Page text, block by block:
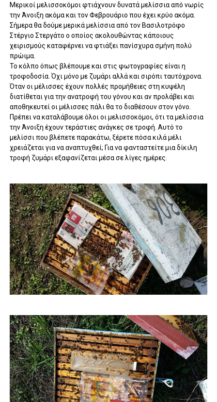
Μερικοί μελισσοκόμοι φτιάχνουν δυνατά μελίσσια από νωρίς
την Άνοιξη ακόμα και τον Φεβρουάριο που έχει κρύο ακόμα.
Σήμερα θα δούμε μερικά μελίσσια από τον Βασιλοτρόφο
Στέργιο Στεργάτο ο οποίος ακολουθώντας κάποιους
χειρισμούς καταφέρνει να φτιάξει πανίσχυρα σμήνη πολύ
πρώιμα.
Το κόλπο όπως βλέπουμε και στις φωτογραφίες είναι η
τροφοδοσία. Όχι μόνο με ζυμάρι αλλά και σιρόπι ταυτόχρονα.
Όταν οι μέλισσες έχουν πολλές προμήθειες στη κυψέλη
διατίθεται για την ανατροφή του γόνου και αν προλάβει και
αποθηκευτεί οι μέλισσες πάλι θα το διαθέσουν στον γόνο.
Πρέπει να καταλάβουμε όλοι οι μελισσοκόμοι, ότι τα μελίσσια
την Άνοιξη έχουν τεράστιες ανάγκες σε τροφή. Αυτό το
μελίσσι που βλέπετε παρακάτω, ξέρετε πόσα κιλά μέλι
χρειάζεται για να αναπτυχθεί; Για να φανταστείτε μια δίκιλη
τροφή ζυμάρι εξαφανίζεται μέσα σε λίγες ημέρες.